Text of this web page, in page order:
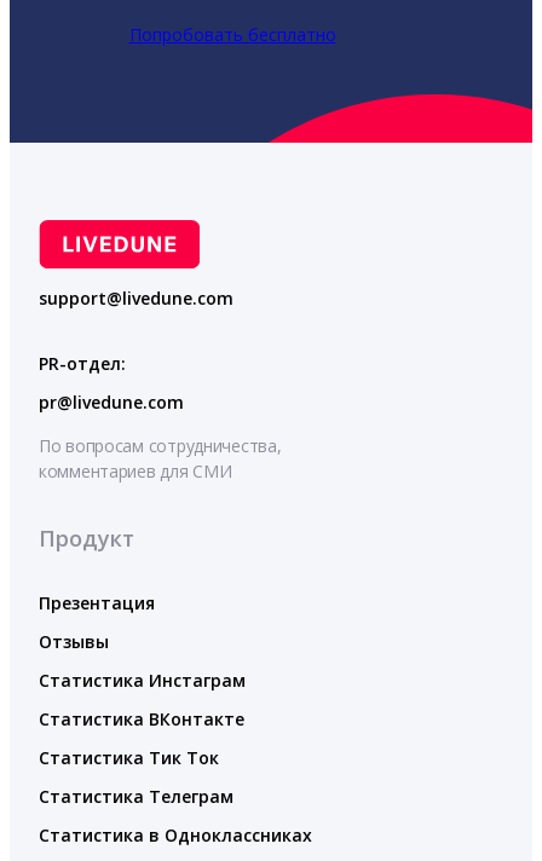
Попробовать бесплатно
support@livedune.com
PR-отдел:
pr@livedune.com
По вопросам сотрудничества,
комментариев для СМИ
Продукт
Презентация
Отзывы
Статистика Инстаграм
Статистика ВКонтакте
Статистика Тик Ток
Статистика Телеграм
Статистика в Одноклассниках